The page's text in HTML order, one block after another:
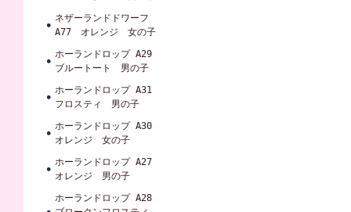
ネザーランドドワーフ
A77 オレンジ 女の子
ホーランドロップ A29
ブルートート 男の子
ホーランドロップ A31
フロスティ 男の子
ホーランドロップ A30
オレンジ 女の子
ホーランドロップ A27
オレンジ 男の子
ホーランドロップ A28